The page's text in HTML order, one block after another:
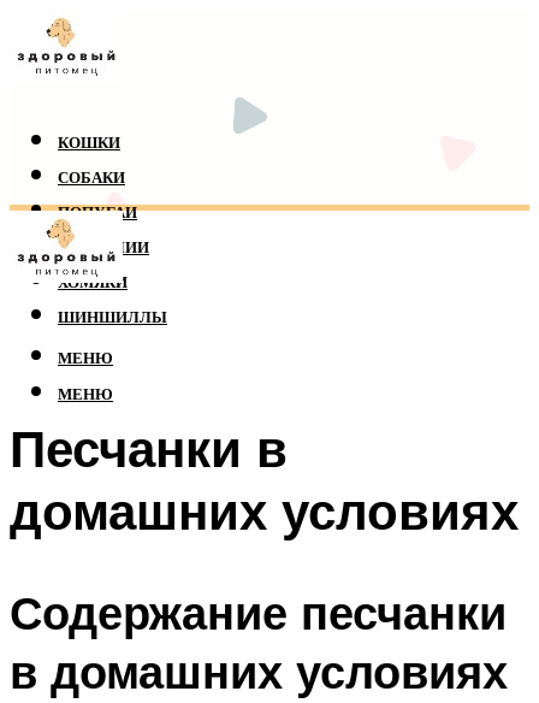
КОШКИ
СОБАКИ
ПОПУГАИ
РЕПТИЛИИ
ХОМЯКИ
ШИНШИЛЛЫ
МЕНЮ
МЕНЮ
Песчанки в
домашних условиях
Содержание песчанки
в домашних условиях